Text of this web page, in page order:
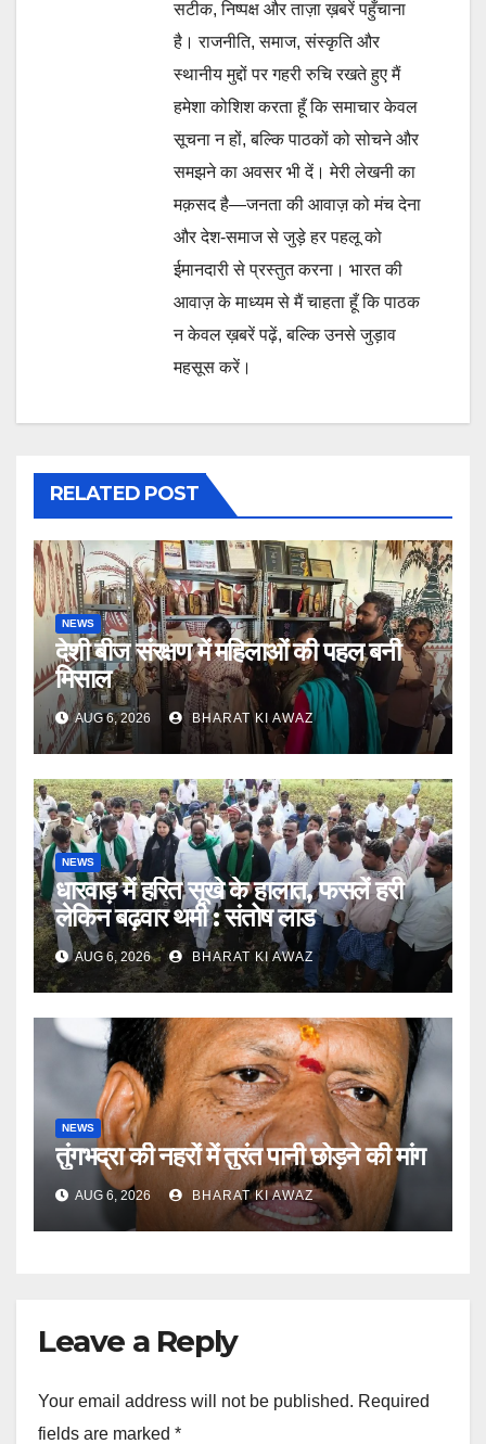
सटीक, निष्पक्ष और ताज़ा ख़बरें पहुँचाना
है। राजनीति, समाज, संस्कृति और
स्थानीय मुद्दों पर गहरी रुचि रखते हुए मैं
हमेशा कोशिश करता हूँ कि समाचार केवल
सूचना न हों, बल्कि पाठकों को सोचने और
समझने का अवसर भी दें। मेरी लेखनी का
मक़सद है—जनता की आवाज़ को मंच देना
और देश-समाज से जुड़े हर पहलू को
ईमानदारी से प्रस्तुत करना। भारत की
आवाज़ के माध्यम से मैं चाहता हूँ कि पाठक
न केवल ख़बरें पढ़ें, बल्कि उनसे जुड़ाव
महसूस करें।
RELATED POST
NEWS
देशी बीज संरक्षण में महिलाओं की पहल बनी
मिसाल
AUG 6, 2026 BHARAT KI AWAZ
NEWS
धारवाड़ में हरित सूखे के हालात, फसलें हरी
लेकिन बढ़वार थमी : संतोष लाड
AUG 6, 2026 BHARAT KI AWAZ
NEWS
तुंगभद्रा की नहरों में तुरंत पानी छोड़ने की मांग
AUG 6, 2026 BHARAT KI AWAZ
Leave a Reply
Your email address will not be published. Required
fields are marked *